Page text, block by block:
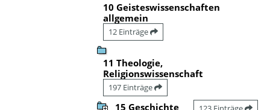
10 Geisteswissenschaften
allgemein
12 Einträge
11 Theologie,
Religionswissenschaft
197 Einträge
15 Geschichte